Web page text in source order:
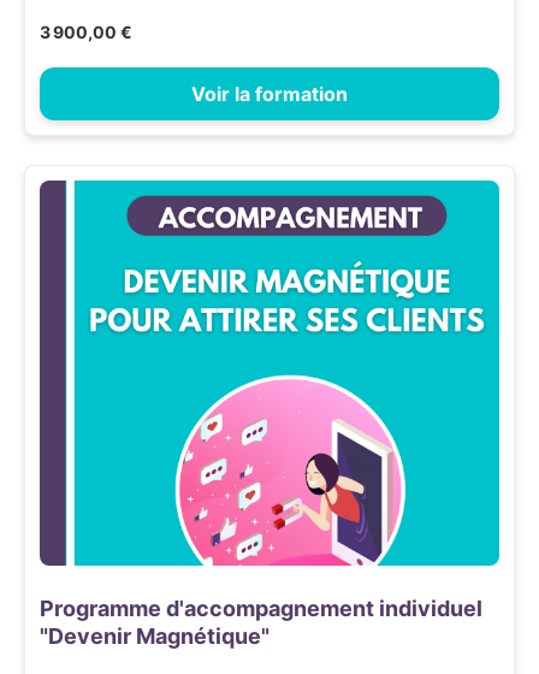
3 900,00 €
Voir la formation
Programme d'accompagnement individuel
"Devenir Magnétique"